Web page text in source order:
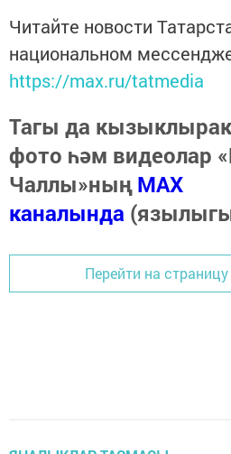
Читайте новости
национальном
https://max.ru/tatmedia
Тагы да
фото һәм видеолар
Чаллы»ныңMAX
каналында
Перейти на